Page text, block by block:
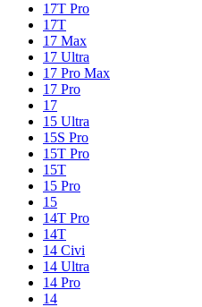
17T Pro
17T
17 Max
17 Ultra
17 Pro Max
17 Pro
17
15 Ultra
15S Pro
15T Pro
15T
15 Pro
15
14T Pro
14T
14 Civi
14 Ultra
14 Pro
14